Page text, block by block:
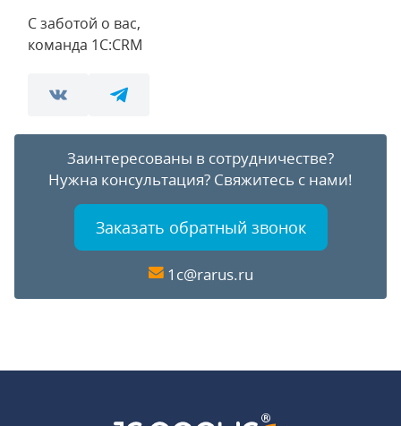
С заботой о вас,
команда 1С:CRM
Заинтересованы в сотрудничестве?
Нужна консультация? Свяжитесь с нами!
Заказать обратный звонок
1c@rarus.ru